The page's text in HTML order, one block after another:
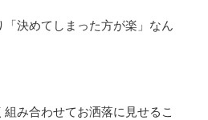
決めてしまった方が楽」なん
み合わせてお洒落に見せるこ